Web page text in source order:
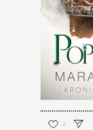
2